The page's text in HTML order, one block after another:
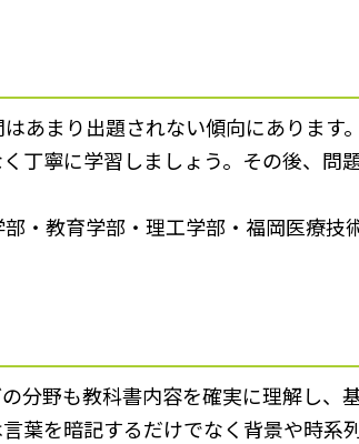
あまり出題されない傾向にあります
丁寧に学習しましょう。その後、問
・教育学部・理工学部・福岡医療技
分野も教科書内容を確実に理解し、
葉を暗記するだけでなく背景や時系